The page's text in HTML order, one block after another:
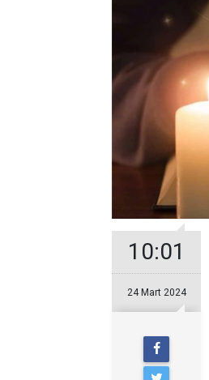
10:01
24 Mart 2024